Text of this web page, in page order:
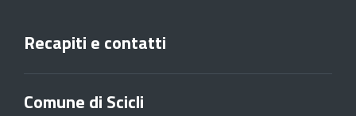
Recapiti e contatti
Comune di Scicli